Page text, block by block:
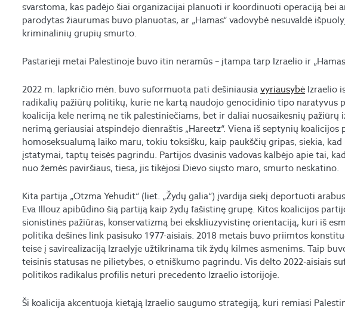
svarstoma, kas padėjo šiai organizacijai planuoti ir koordinuoti operaciją bei
parodytas žiaurumas buvo planuotas, ar „Hamas“ vadovybė nesuvaldė
kriminalinių grupių smurto.
Pastarieji metai Palestinoje buvo itin neramūs – įtampa tarp Izraelio ir
2022 m. lapkričio mėn. buvo suformuota pati dešiniausiavyriausybė Izraelio
radikalių pažiūrų politikų, kurie ne kartą naudojo genocidinio tipo naratyvus
koalicija kėlė nerimą ne tik palestiniečiams, bet ir daliai nuosaikesnių pažiūrų
nerimą geriausiai atspindėjo dienraštis „Hareetz“. Viena iš septynių koalicijos
homoseksualumą laiko maru, tokiu toksišku, kaip paukščių gripas, siekia,
įstatymai, taptų teisės pagrindu. Partijos dvasinis vadovas kalbėjo apie tai,
nuo žemės paviršiaus, tiesa, jis tikėjosi Dievo siųsto maro, smurto neskatino.
Kita partija „Otzma Yehudit“ (liet. „Žydų galia“) įvardija siekį deportuoti
Eva Illouz apibūdino šią partiją kaip žydų fašistinę grupę. Kitos koalicijos
sionistinės pažiūras, konservatizmą bei ekskliuzyvistinę orientaciją, kuri iš
politika dešinės link pasisuko 1977-aisiais. 2018 metais buvo priimtos
teisė į savirealizaciją Izraelyje užtikrinama tik žydų kilmės asmenims. Taip
teisinis statusas ne pilietybės, o etniškumo pagrindu. Vis dėlto 2022-aisiais
politikos radikalus profilis neturi precedento Izraelio istorijoje.
Ši koalicija akcentuoja kietąją Izraelio saugumo strategiją, kuri remiasi